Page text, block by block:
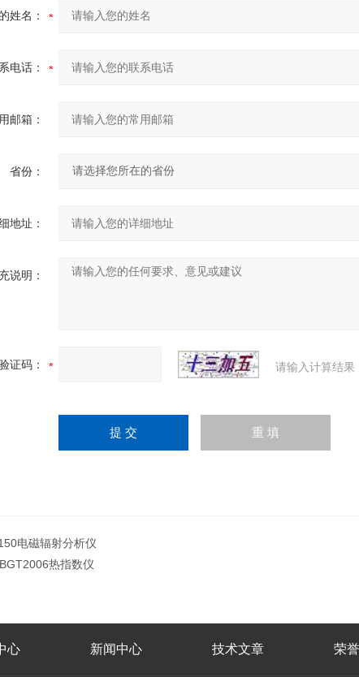
姓名：
电话：
邮箱：
省份：
地址：
说明：
证码： 请输入计算结果
电磁辐射分析仪
热指数仪
心 新闻中心 技术文章 荣